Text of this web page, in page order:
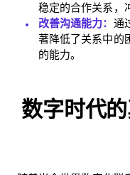
稳定的合作关系，
改善沟通能力： 通
著降低了关系中的
的能力。
数字时代